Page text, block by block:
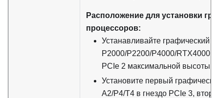
Расположение для установки
процессоров:
Устанавливайте графический
P2000/P2200/P4000/RTX4000
PCIe 2 максимальной высоты.
Установите первый
A2/P4/T4 в гнездо PCIe 3,